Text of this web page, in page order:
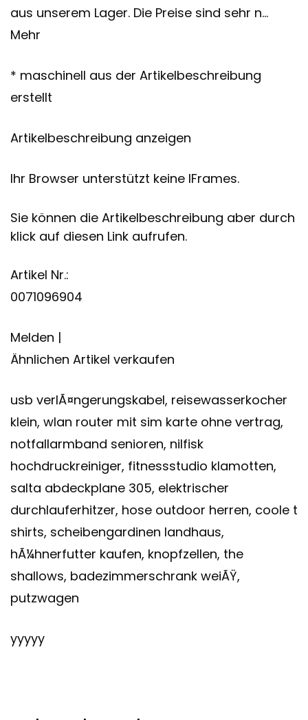
aus unserem Lager. Die Preise sind sehr n…
Mehr
* maschinell aus der Artikelbeschreibung
erstellt
Artikelbeschreibung anzeigen
Ihr Browser unterstützt keine IFrames.
Sie können die Artikelbeschreibung aber durch
klick auf diesen Link aufrufen.
Artikel Nr.:
0071096904
Melden |
Ähnlichen Artikel verkaufen
usb verlÃ¤ngerungskabel, reisewasserkocher
klein, wlan router mit sim karte ohne vertrag,
notfallarmband senioren, nilfisk
hochdruckreiniger, fitnessstudio klamotten,
salta abdeckplane 305, elektrischer
durchlauferhitzer, hose outdoor herren, coole t
shirts, scheibengardinen landhaus,
hÃ¼hnerfutter kaufen, knopfzellen, the
shallows, badezimmerschrank weiÃŸ,
putzwagen
yyyyy